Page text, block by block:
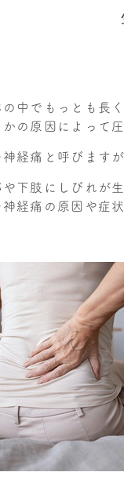
中でもっとも長
の原因によって
経痛と呼びます
下肢にしびれが
神経痛の原因や症